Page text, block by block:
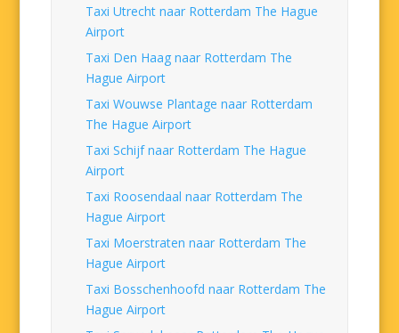
Taxi Utrecht naar Rotterdam The Hague
Airport
Taxi Den Haag naar Rotterdam The
Hague Airport
Taxi Wouwse Plantage naar Rotterdam
The Hague Airport
Taxi Schijf naar Rotterdam The Hague
Airport
Taxi Roosendaal naar Rotterdam The
Hague Airport
Taxi Moerstraten naar Rotterdam The
Hague Airport
Taxi Bosschenhoofd naar Rotterdam The
Hague Airport